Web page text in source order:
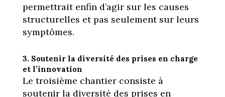
permettrait enfin d’agir sur les causes
structurelles et pas seulement sur leurs
symptômes.
3. Soutenir la diversité des prises en charge
et l’innovation
Le troisième chantier consiste à
soutenir la diversité des prises en